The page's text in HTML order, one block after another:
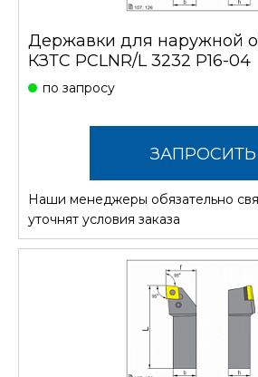
Державки для наружной
КЗТС PCLNR/L 3232 P16-04
по запросу
ЗАПРОСИТЬ
СТОИМОСТЬ
Наши менеджеры обязательно
уточнят условия заказа